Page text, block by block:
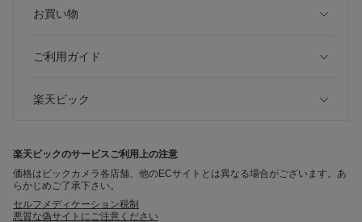
お買い物
ご利用ガイド
楽天ビック
楽天ビックのサービスご利用上の注意
価格はビックカメラ各店舗、他のECサイトとは異なる場合がございます。あ
らかじめご了承下さい。
セルフメディケーション税制
悪質な偽サイトにご注意ください